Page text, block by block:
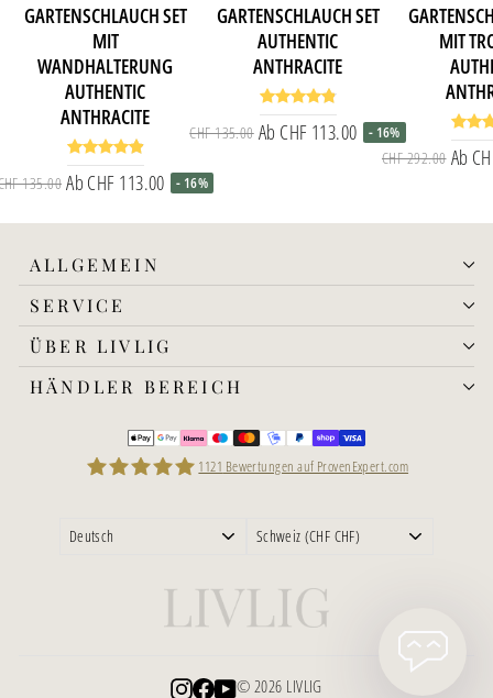
GARTENSCHLAUCH SET
MIT
WANDHALTERUNG
AUTHENTIC
ANTHRACITE
Normaler Preis
135.00 Sonderpreis
Ab CHF 113.00 - 16%
GARTENSCHLAUCH SET
AUTHENTIC
ANTHRACITE
Normaler Preis
CHF 135.00 Sonderpreis
Ab CHF 113.00 - 16%
MIT
CHF 292.00 Ab
ALLGEMEIN
SERVICE
ÜBER LIVLIG
HÄNDLER BEREICH
LIVLIG
1121 Bewertungen auf ProvenExpert.com
Instagram
Facebook
YouTube
© 2026 LIVLIG